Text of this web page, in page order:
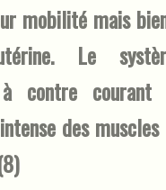
mobilité mais
Le
contre courant
des muscles